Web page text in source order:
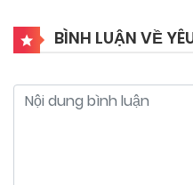
BÌNH LUẬN VỀ